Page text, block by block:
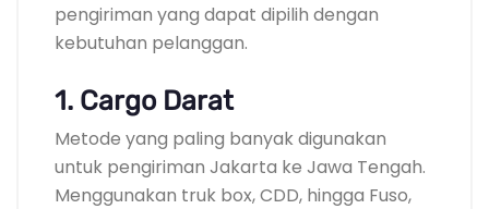
pengiriman yang dapat dipilih dengan
kebutuhan pelanggan.
1. Cargo Darat
Metode yang paling banyak digunakan
untuk pengiriman Jakarta ke Jawa Tengah.
Menggunakan truk box, CDD, hingga Fuso,